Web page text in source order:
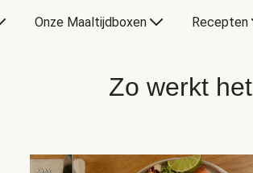
Onze Maaltijdboxen Recepten
Zo werkt het